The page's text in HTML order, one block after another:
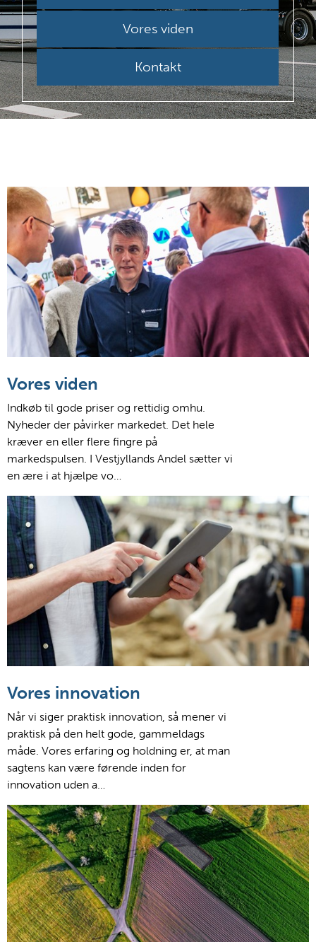
Vores viden
Kontakt
Vores viden
Indkøb til gode priser og rettidig omhu.
Nyheder der påvirker markedet. Det hele
kræver en eller flere fingre på
markedspulsen. I Vestjyllands Andel sætter vi
en ære i at hjælpe vo…
Vores innovation
Når vi siger praktisk innovation, så mener vi
praktisk på den helt gode, gammeldags
måde. Vores erfaring og holdning er, at man
sagtens kan være førende inden for
innovation uden a…